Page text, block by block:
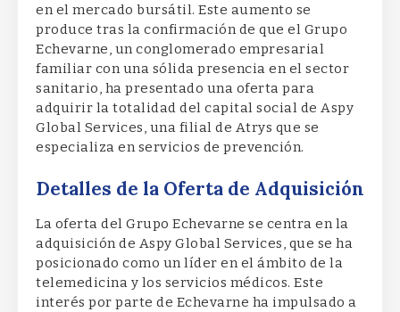
en el mercado bursátil. Este aumento se
produce tras la confirmación de que el Grupo
Echevarne, un conglomerado empresarial
familiar con una sólida presencia en el sector
sanitario, ha presentado una oferta para
adquirir la totalidad del capital social de Aspy
Global Services, una filial de Atrys que se
especializa en servicios de prevención.
Detalles de la Oferta de Adquisición
La oferta del Grupo Echevarne se centra en la
adquisición de Aspy Global Services, que se ha
posicionado como un líder en el ámbito de la
telemedicina y los servicios médicos. Este
interés por parte de Echevarne ha impulsado a